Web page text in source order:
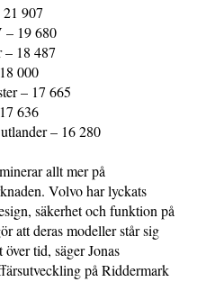
907
– 19 680
– 18 487
000
– 17 665
636
– 16 280
allt mer på
Volvo har lyckats
säkerhet och funktion på
att deras modeller står sig
över tid, säger Jonas
på Riddermark